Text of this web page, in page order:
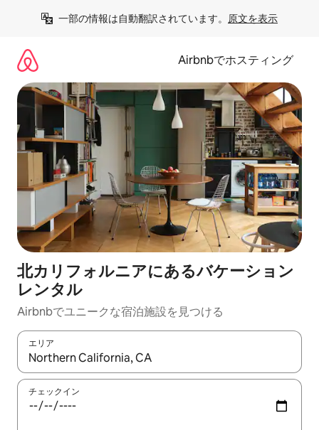
一部の情報は自動翻訳されています。 原文を表示
Airbnbでホスティング
北カリフォルニアにあるバケーション
レンタル
Airbnbでユニークな宿泊施設を見つける
エリア
検索結果が表示されたら、上下の矢印キーを使って移動するか
チェックイン